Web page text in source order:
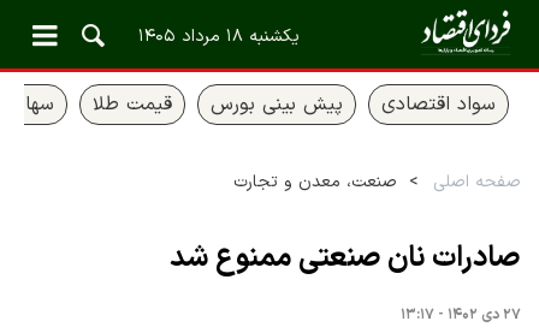
یکشنبه ۱۸ مرداد ۱۴۰۵
سواد اقتصادی پیش بینی بورس قیمت طلا سهام
صفحه اصلی صنعت، معدن و تجارت
صادرات نان صنعتی ممنوع شد
۲۷ دی ۱۴۰۲ - ۱۳:۱۷